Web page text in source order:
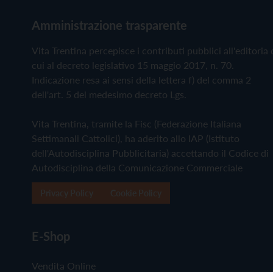
Amministrazione trasparente
Vita Trentina percepisce i contributi pubblici all'editoria
cui al decreto legislativo 15 maggio 2017, n. 70.
Indicazione resa ai sensi della lettera f) del comma 2
dell'art. 5 del medesimo decreto Lgs.
Vita Trentina, tramite la Fisc (Federazione Italiana
Settimanali Cattolici), ha aderito allo IAP (Istituto
dell'Autodisciplina Pubblicitaria) accettando il Codice di
Autodisciplina della Comunicazione Commerciale
E-Shop
Vendita Online